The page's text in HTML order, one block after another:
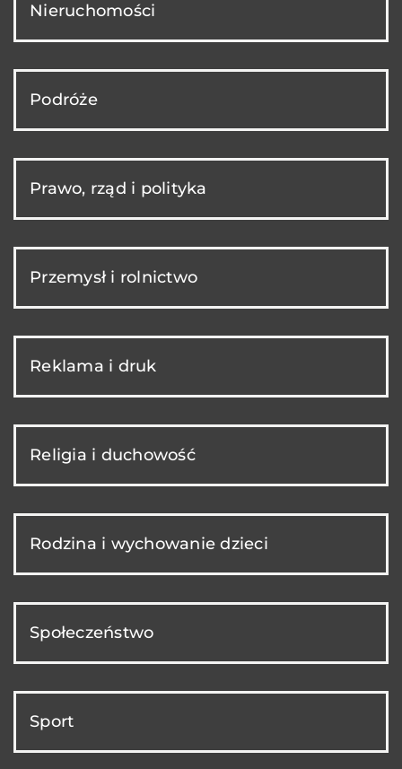
Nieruchomości
Podróże
Prawo, rząd i polityka
Przemysł i rolnictwo
Reklama i druk
Religia i duchowość
Rodzina i wychowanie dzieci
Społeczeństwo
Sport